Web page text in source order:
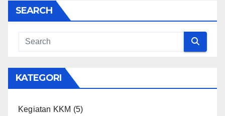
SEARCH
KATEGORI
Kegiatan KKM (5)